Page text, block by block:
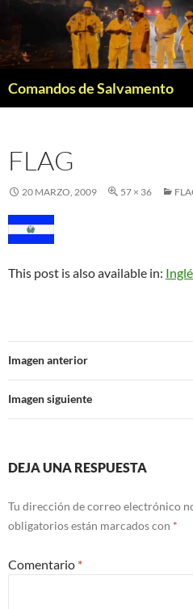
Saltar
contenido
Comandos de Salvamento
FLAG
20 MARZO, 2009 57 × 36
This post is also available in:
Imagen anterior
Imagen siguiente
DEJA UNA RESPUESTA
Tu dirección de correo electrónico
obligatorios están marcados con *
Comentario *